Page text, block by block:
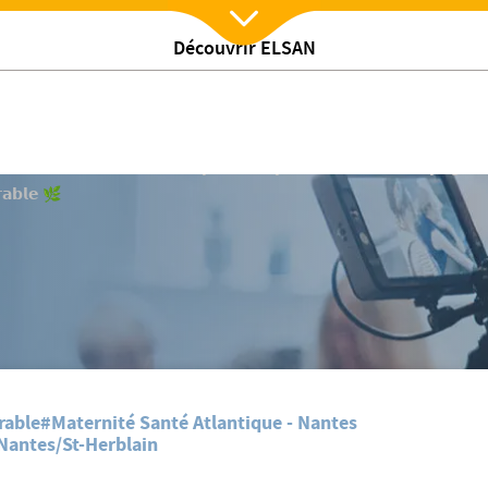
Découvrir ELSAN
🌿
Nx:Afficher menu
: 𝗺𝗶𝗲𝘂𝘅 𝗰𝗼𝗺𝗽𝗿𝗲𝗻𝗱𝗿𝗲 𝗽𝗼𝘂𝗿 𝗺𝗶𝗲𝘂𝘅
🌿
#Maternité Santé Atlantique - Nantes
St-Herblain